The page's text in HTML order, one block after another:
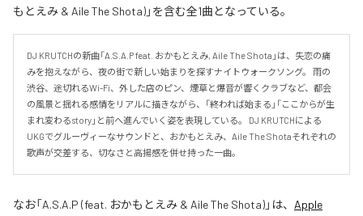
もとえみ & Aile The Shota)」を含む全1曲となっている。
DJ KRUTCHの新曲「A.S.A.P feat. おかもとえみ, Aile The Shota」は、失恋の痛
みを抱えながら、夜の街で新しい始まりを探すナイトウォークソング。 雨の
渋谷、途切れるWi-Fi、外した店のピン、煙草と爆音が響くクラブなど、都会
の風景と揺れる感情をリアルに描きながら、「終われば始まる」「ここからが生
まれ変わるstory」と前へ進んでいく姿を表現している。 DJ KRUTCHによる
UKGでグルーヴィーなサウンドと、おかもとえみ、Aile The Shotaそれぞれの
歌声が交差する、切なさと高揚感を併せ持った一曲。
なお「A.S.A.P (feat. おかもとえみ & Aile The Shota)」は、 Apple